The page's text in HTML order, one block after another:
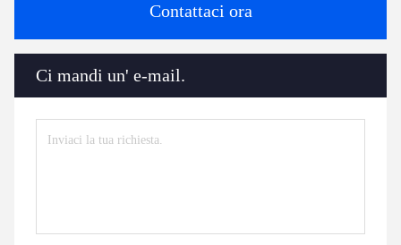
Contattaci ora
Ci mandi un' e-mail.